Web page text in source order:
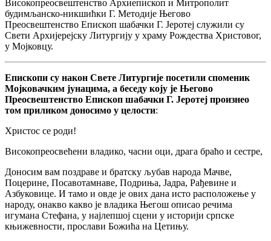
Високопреосвештенство Архиепископ и Митрополит
будимљанско-никшићки Г. Методије Његово
Преосвештенство Епископ шабачки Г. Јеротеј служили су
Свети Архијерејску Литургију у храму Рождества Христовог,
у Мојковцу.
Епископи су након Свете Литургије посетили споменик
Мојковачким јунацима, а беседу коју је Његово
Преосвештенство Епископ шабачки Г. Јеротеј произнео
том приликом доносимо у целости:
‍Христос се роди!
‍Високопреосвећени владико, часни оци, драга браћо и сестре,
‍Доносим вам поздраве и братску љубав народа Мачве,
Поцерине, Посавотамнаве, Подриња, Јадра, Рађевине и
Азбуковице. И тамо и овде је ових дана исто расположење у
народу, онакво какво је владика Његош описао речима
игумана Стефана, у најлепшој сцени у историји српске
књижевности, прослави Божића на Цетињу.